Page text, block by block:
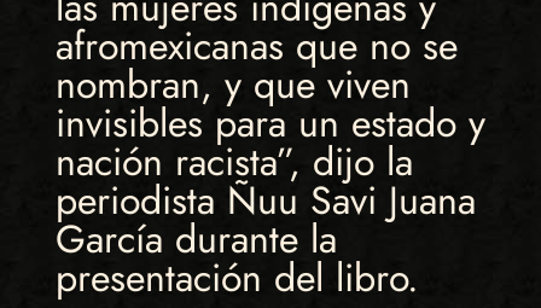
afromexicanas que no se
nombran, y que viven
invisibles para un estado y
nación racista”, dijo la
periodista Ñuu Savi Juana
García durante la
presentación del libro.